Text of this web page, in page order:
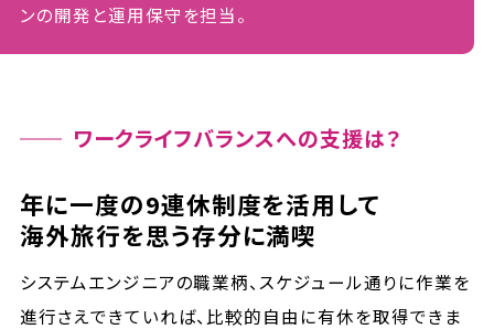
ンの開発と運用保守を担当。
ワークライフバランスへの支援は？
年に一度の9連休制度を活用して
海外旅行を思う存分に満喫
システムエンジニアの職業柄、スケジュール通りに作業を
進行さえできていれば、比較的自由に有休を取得できま